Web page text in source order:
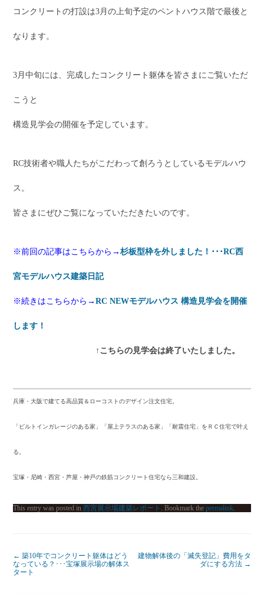
コンクリートの打設は3月の上旬予定のペントハウス階で最後と
なります。
3月中旬には、完成したコンクリート躯体を皆さまにご覧いただ
こうと
構造見学会の開催を予定しています。
RC技術者や職人たちがこだわって創ろうとしているモデルハウ
ス。
皆さまにぜひご覧になっていただきたいのです。
※前回の記事はこちらから→杉板型枠を外しました！･･･RC西
宮モデルハウス建築日記
※続きはこちらから→RC NEWモデルハウス 構造見学会を開催
します！
↑こちらの見学会は終了いたしました。
兵庫・大阪で建てる高品質＆ローコストのデザイン注文住宅。
「ビルトインガレージのある家」「屋上テラスのある家」「耐震住宅」をＲＣ住宅で叶え
る。
宝塚・尼崎・西宮・芦屋・神戸の鉄筋コンクリート住宅なら三和建設。
This entry was posted in西宮展示場建築レポート . Bookmark thepermalink.
← 築10年でコンクリート躯体はどう
なっている？･･･宝塚展示場の解体ス
タート
建物解体後の「滅失登記」費用をタ
ダにする方法 →